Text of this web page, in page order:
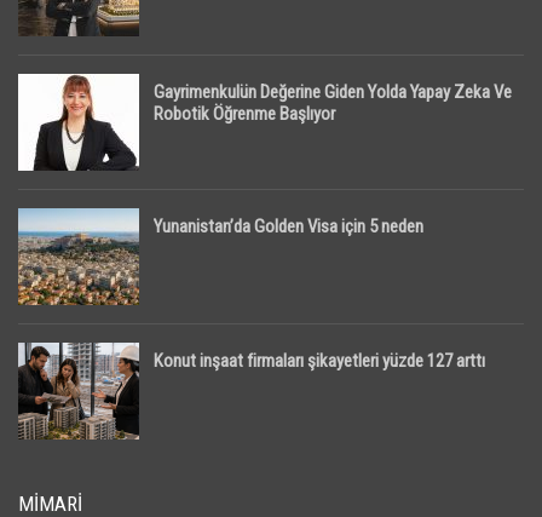
Gayrimenkulün Değerine Giden Yolda Yapay Zeka Ve
Robotik Öğrenme Başlıyor
Yunanistan’da Golden Visa için 5 neden
Konut inşaat firmaları şikayetleri yüzde 127 arttı
MIMARI